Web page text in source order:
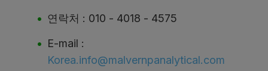
연락처 : 010 - 4018 - 4575
E-mail :
Korea.info@malvernpanalytical.com